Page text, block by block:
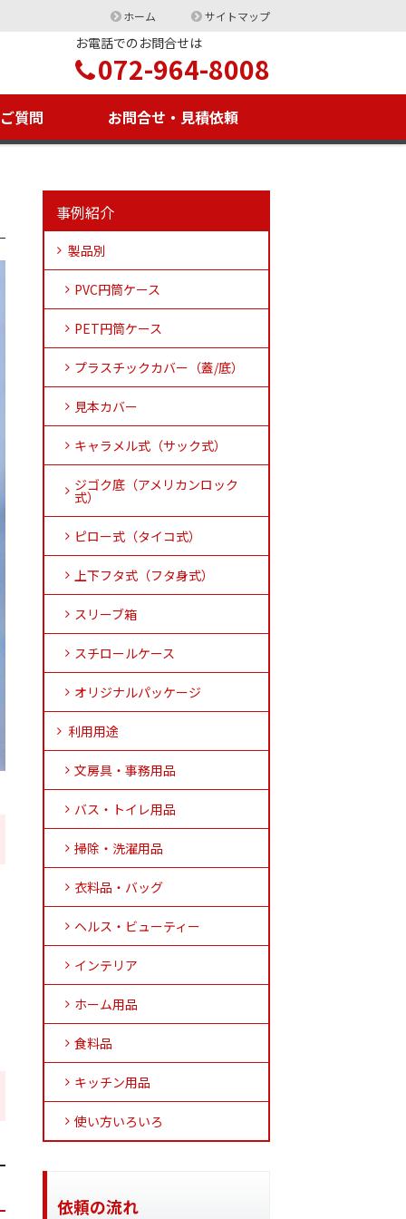
ホーム サイトマップ
お電話でのお問合せは
072-964-8008
質問 お問合せ・見積依頼
事例紹介
製品別
PVC円筒ケース
PET円筒ケース
プラスチックカバー（蓋/底）
見本カバー
キャラメル式（サック式）
ジゴク底（アメリカンロック
式）
ピロー式（タイコ式）
上下フタ式（フタ身式）
スリーブ箱
スチロールケース
オリジナルパッケージ
利用用途
文房具・事務用品
バス・トイレ用品
掃除・洗濯用品
衣料品・バッグ
ヘルス・ビューティー
インテリア
ホーム用品
食料品
キッチン用品
使い方いろいろ
依頼の流れ